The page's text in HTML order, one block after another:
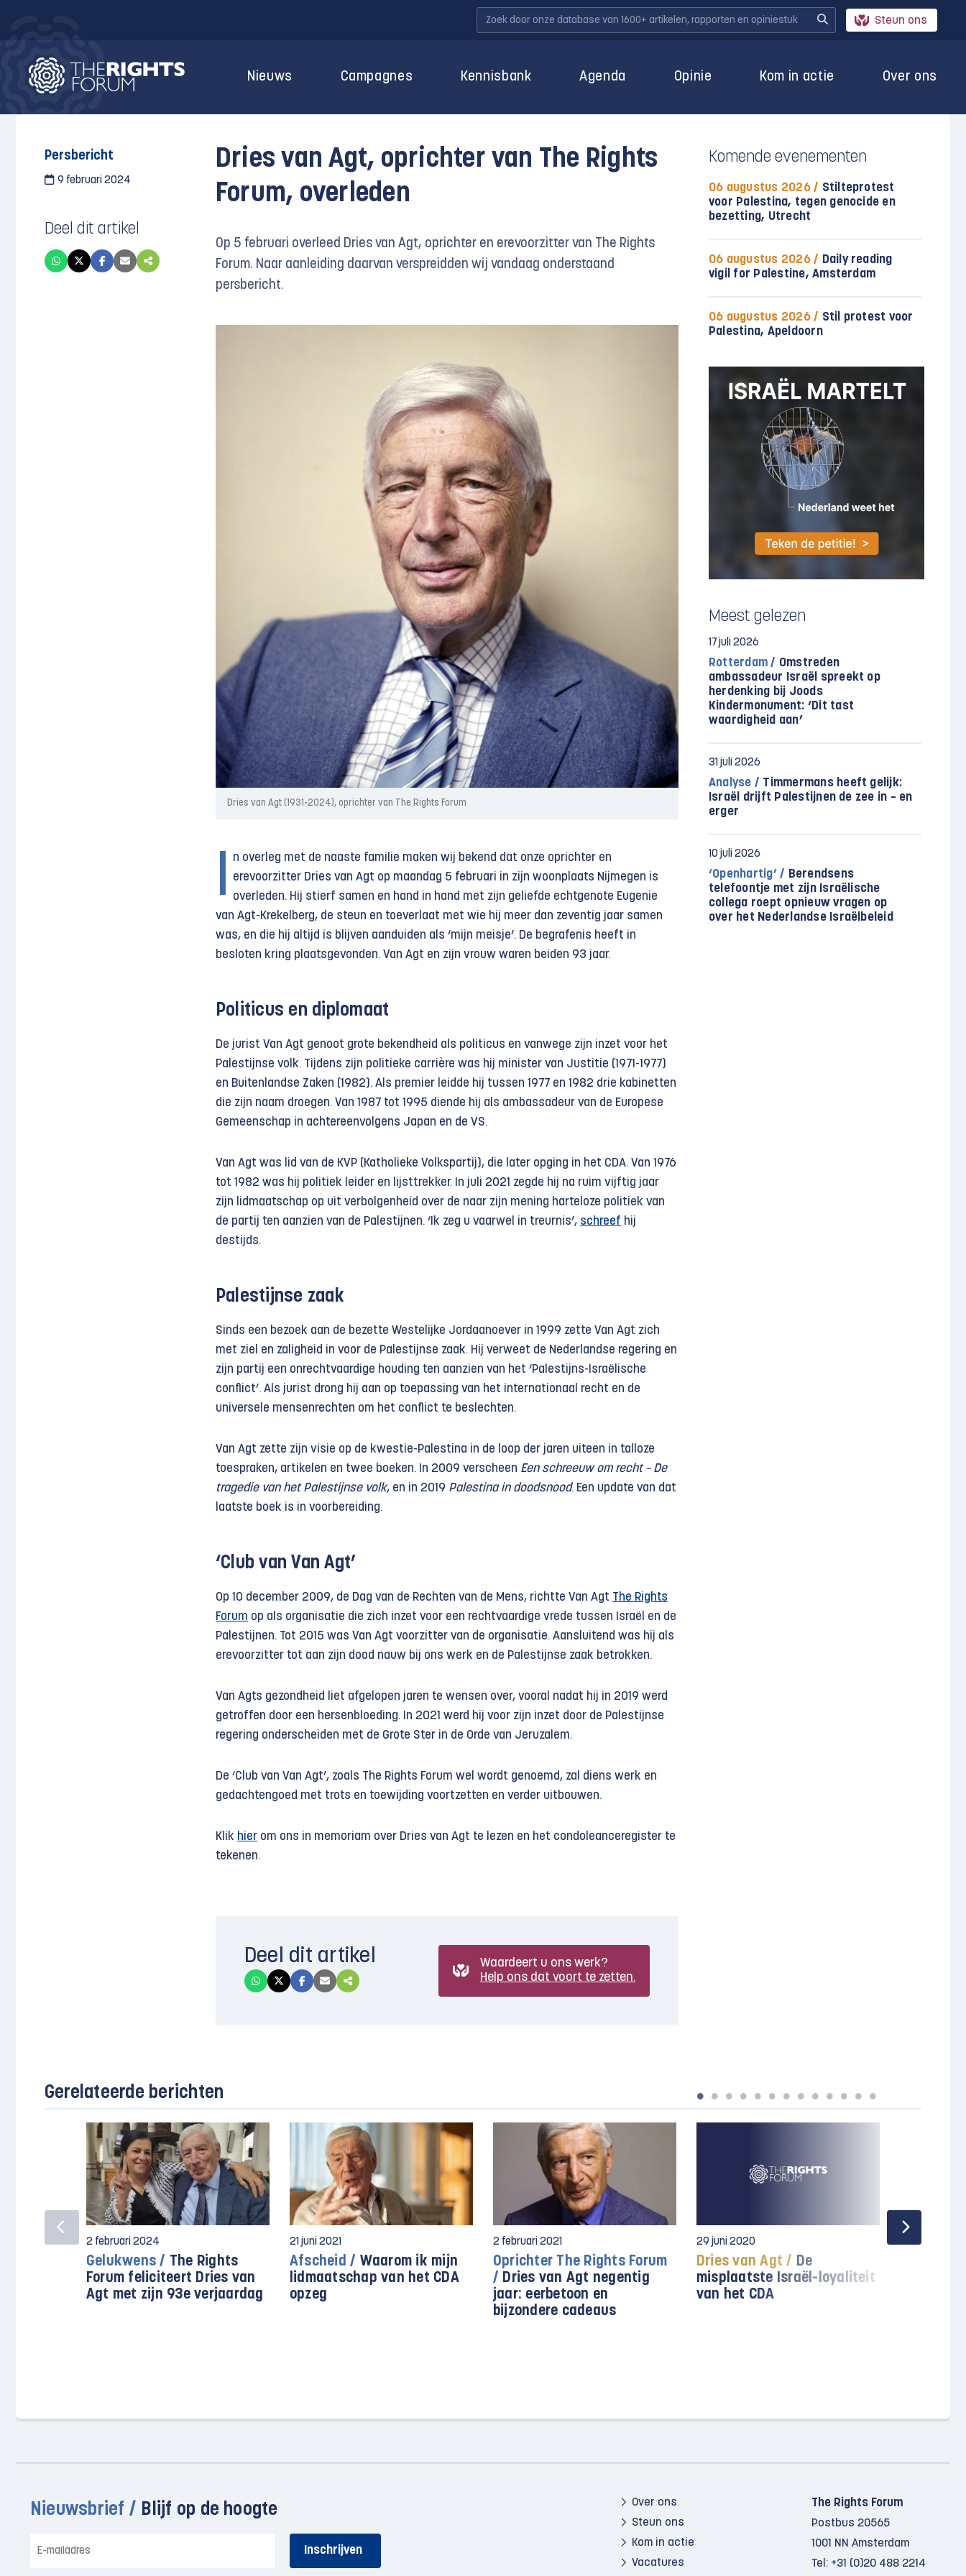
Steun ons
Nieuws Campagnes Kennisbank Agenda Opinie Kom in actie Over ons
Persbericht
9 februari 2024
Deel dit artikel
Dries van Agt, oprichter van The Rights
Forum, overleden
Op 5 februari overleed Dries van Agt, oprichter en erevoorzitter van The Rights
Forum. Naar aanleiding daarvan verspreidden wij vandaag onderstaand
persbericht.
Dries van Agt (1931-2024), oprichter van The Rights Forum
I
n overleg met de naaste familie maken wij bekend dat onze oprichter en
erevoorzitter Dries van Agt op maandag 5 februari in zijn woonplaats Nijmegen is
overleden. Hij stierf samen en hand in hand met zijn geliefde echtgenote Eugenie
van Agt-Krekelberg, de steun en toeverlaat met wie hij meer dan zeventig jaar samen
was, en die hij altijd is blijven aanduiden als ‘mijn meisje’. De begrafenis heeft in
besloten kring plaatsgevonden. Van Agt en zijn vrouw waren beiden 93 jaar.
Politicus en diplomaat
De jurist Van Agt genoot grote bekendheid als politicus en vanwege zijn inzet voor het
Palestijnse volk. Tijdens zijn politieke carrière was hij minister van Justitie (1971-1977)
en Buitenlandse Zaken (1982). Als premier leidde hij tussen 1977 en 1982 drie kabinetten
die zijn naam droegen. Van 1987 tot 1995 diende hij als ambassadeur van de Europese
Gemeenschap in achtereenvolgens Japan en de VS.
Van Agt was lid van de KVP (Katholieke Volkspartij), die later opging in het CDA. Van 1976
tot 1982 was hij politiek leider en lijsttrekker. In juli 2021 zegde hij na ruim vijftig jaar
zijn lidmaatschap op uit verbolgenheid over de naar zijn mening harteloze politiek van
de partij ten aanzien van de Palestijnen. ‘Ik zeg u vaarwel in treurnis’, schreef hij
destijds.
Palestijnse zaak
Sinds een bezoek aan de bezette Westelijke Jordaanoever in 1999 zette Van Agt zich
met ziel en zaligheid in voor de Palestijnse zaak. Hij verweet de Nederlandse regering en
zijn partij een onrechtvaardige houding ten aanzien van het ‘Palestijns-Israëlische
conflict’. Als jurist drong hij aan op toepassing van het internationaal recht en de
universele mensenrechten om het conflict te beslechten.
Van Agt zette zijn visie op de kwestie-Palestina in de loop der jaren uiteen in talloze
toespraken, artikelen en twee boeken. In 2009 verscheen Een schreeuw om recht – De
tragedie van het Palestijnse volk, en in 2019 Palestina in doodsnood. Een update van dat
laatste boek is in voorbereiding.
‘Club van Van Agt’
Op 10 december 2009, de Dag van de Rechten van de Mens, richtte Van Agt The Rights
Forum op als organisatie die zich inzet voor een rechtvaardige vrede tussen Israël en de
Palestijnen. Tot 2015 was Van Agt voorzitter van de organisatie. Aansluitend was hij als
erevoorzitter tot aan zijn dood nauw bij ons werk en de Palestijnse zaak betrokken.
Van Agts gezondheid liet afgelopen jaren te wensen over, vooral nadat hij in 2019 werd
getroffen door een hersenbloeding. In 2021 werd hij voor zijn inzet door de Palestijnse
regering onderscheiden met de Grote Ster in de Orde van Jeruzalem.
De ‘Club van Van Agt’, zoals The Rights Forum wel wordt genoemd, zal diens werk en
gedachtengoed met trots en toewijding voortzetten en verder uitbouwen.
Klik hier om ons in memoriam over Dries van Agt te lezen en het condoleanceregister te
tekenen.
Deel dit artikel
Waardeert u ons werk?
Help ons dat voort te zetten.
Komende evenementen
06 augustus 2026 / Stilteprotest
voor Palestina, tegen genocide en
bezetting, Utrecht
06 augustus 2026 / Daily reading
vigil for Palestine, Amsterdam
06 augustus 2026 / Stil protest voor
Palestina, Apeldoorn
Meest gelezen
17 juli 2026
Rotterdam / Omstreden
ambassadeur Israël spreekt op
herdenking bij Joods
Kindermonument: ‘Dit tast
waardigheid aan’
31 juli 2026
Analyse / Timmermans heeft gelijk:
Israël drijft Palestijnen de zee in – en
erger
10 juli 2026
‘Openhartig’ / Berendsens
telefoontje met zijn Israëlische
collega roept opnieuw vragen op
over het Nederlandse Israëlbeleid
Gerelateerde berichten
2 februari 2024
Gelukwens / The Rights
Forum feliciteert Dries van
Agt met zijn 93e verjaardag
21 juni 2021
Afscheid / Waarom ik mijn
lidmaatschap van het CDA
opzeg
2 februari 2021
Oprichter The Rights Forum
/ Dries van Agt negentig
jaar: eerbetoon en
bijzondere cadeaus
29 juni 2020
Dries van Agt / De
misplaatste Israël-loyaliteit
van het CDA
10 december
Nieuwsbrief / Blijf op de hoogte
mailadres
Over ons
Steun ons
Kom in actie
Vacatures
The Rights Forum
Postbus 20565
1001 NN Amsterdam
Tel: +31 (0)20 488 2214